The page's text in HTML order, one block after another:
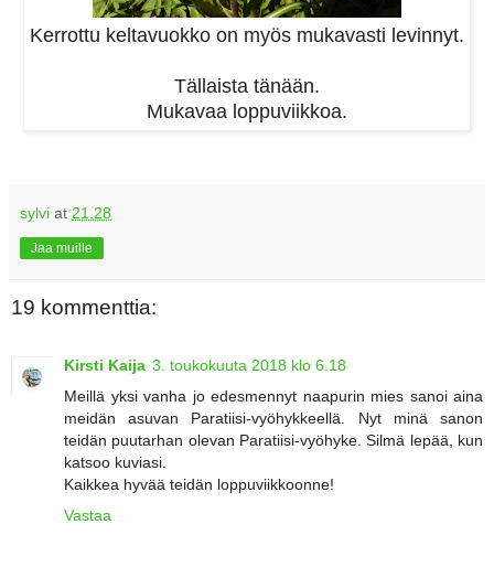
Kerrottu keltavuokko on myös mukavasti levinnyt.
Tällaista tänään.
Mukavaa loppuviikkoa.
sylvi at 21.28
Jaa muille
19 kommenttia:
Kirsti Kaija 3. toukokuuta 2018 klo 6.18
Meillä yksi vanha jo edesmennyt naapurin mies sanoi aina
meidän asuvan Paratiisi-vyöhykkeellä. Nyt minä sanon
teidän puutarhan olevan Paratiisi-vyöhyke. Silmä lepää, kun
katsoo kuviasi.
Kaikkea hyvää teidän loppuviikkoonne!
Vastaa